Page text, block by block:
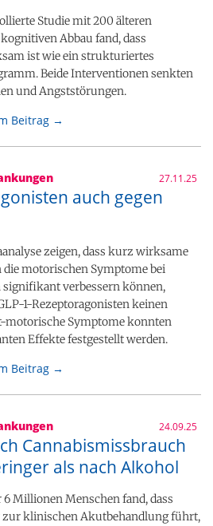
Studie mit 200 älteren
Abbau fand, dass
ist wie ein strukturiertes
Beide Interventionen senkten
und Angststörungen.
Beitrag →
27.11.25
auch gegen
zeigen, dass kurz wirksame
die motorischen Symptome bei
verbessern können,
1-Rezeptoragonisten keinen
motorische Symptome konnten
Effekte festgestellt werden.
Beitrag →
24.09.25
Cannabismissbrauch
als nach Alkohol
Millionen Menschen fand, dass
zur klinischen Akutbehandlung führt,